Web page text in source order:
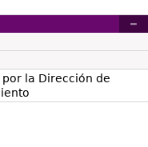
por la Dirección de